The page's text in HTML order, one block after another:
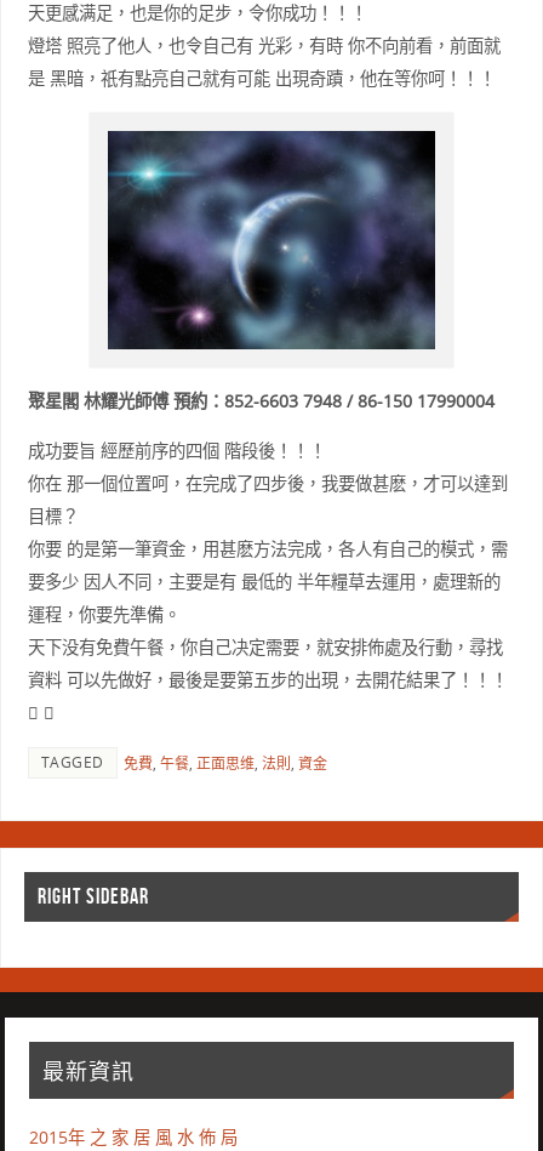
天更感满足，也是你的足步，令你成功！！！
燈塔 照亮了他人，也令自己有 光彩，有時 你不向前看，前面就
是 黑暗，祇有點亮自己就有可能 出現奇蹟，他在等你呵！！！
聚星閣 林耀光師傅 預約：852-6603 7948 / 86-150 17990004
成功要旨 經歷前序的四個 階段後！！！
你在 那一個位置呵，在完成了四步後，我要做甚麽，才可以達到
目標？
你要 的是第一筆資金，用甚麽方法完成，各人有自己的模式，需
要多少 因人不同，主要是有 最低的 半年糧草去運用，處理新的
運程，你要先準備。
天下没有免費午餐，你自己决定需要，就安排佈處及行動，尋找
資料 可以先做好，最後是要第五步的出現，去開花結果了！！！
 
TAGGED 免費, 午餐, 正面思维, 法則 , 資金
RIGHT SIDEBAR
最新資訊
2015年 之 家 居 風 水 佈 局